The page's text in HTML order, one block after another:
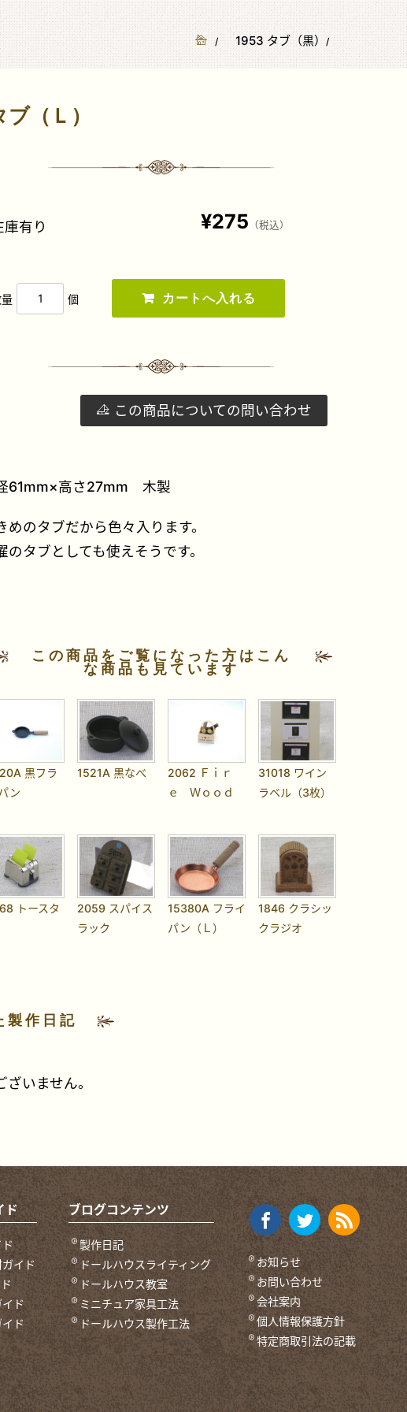
1953 タブ（黒）
ブ（Ｌ）
庫有り ¥275 （税込）
個
この商品についての問い合わせ
61mm×高さ27mm 木製
めのタブだから色々入ります。
のタブとしても使えそうです。
この商品をご覧になった方はこん
な商品も見ています
黒フラ
ン
1521A 黒なべ
2062 Ｆｉｒ
ｅ Ｗｏｏｄ
31018 ワイン
ラベル（3枚）
トースタ
2059 スパイス
ラック
15380A フライ
パン（Ｌ）
1846 クラシッ
クラジオ
製作日記
いません。
ド
イド
ド
ド
ブログコンテンツ
製作日記
ドールハウスライティング
ドールハウス教室
ミニチュア家具工法
ドールハウス製作工法
お知らせ
お問い合わせ
会社案内
個人情報保護方針
特定商取引法の記載